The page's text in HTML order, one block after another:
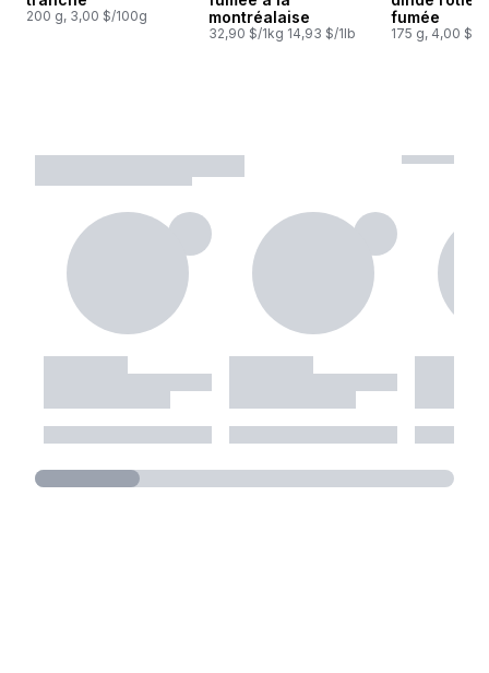
200 g, 3,00 $/100g
montréalaise
32,90 $/1kg 14,93 $/1lb
fumée
175 g, 4,00 $/